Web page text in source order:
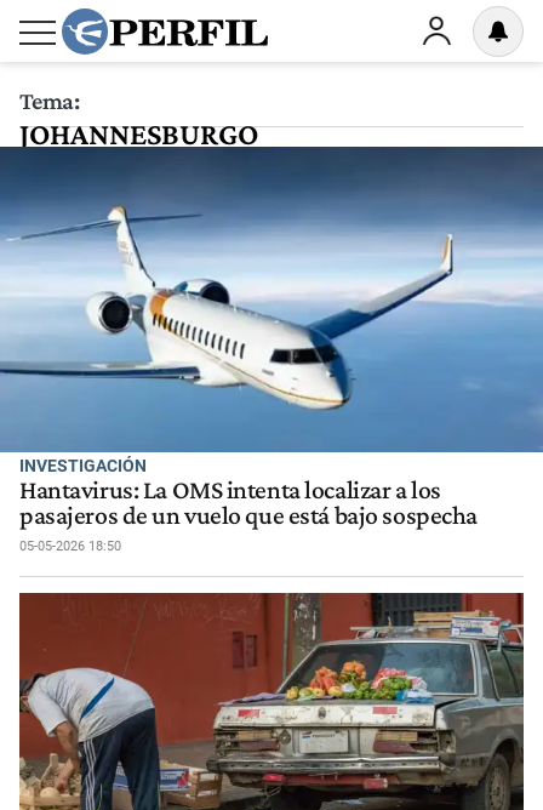
Tema:
JOHANNESBURGO
INVESTIGACIÓN
Hantavirus: La OMS intenta localizar a los
pasajeros de un vuelo que está bajo sospecha
05-05-2026 18:50